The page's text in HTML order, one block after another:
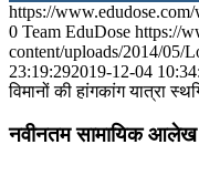
July 31, 2026
📝 डेली करेंट
https://
0 Team EduDose https://
content/uploads/2014/05/
23:19:292019-12-04
विमानों की हांगकांग यात्रा
नवीनतम सामायिक आलेख